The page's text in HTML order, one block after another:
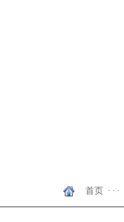
首页 · · ·